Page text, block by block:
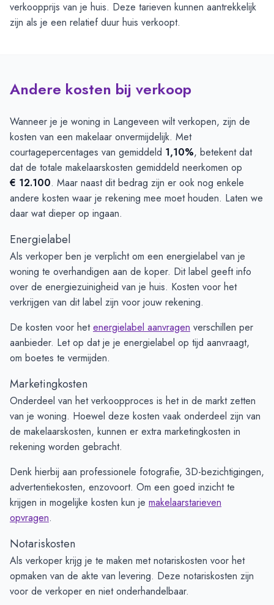
verkoopprijs van je huis. Deze tarieven kunnen aantrekkelijk
zijn als je een relatief duur huis verkoopt.
Andere kosten bij verkoop
Wanneer je je woning in Langeveen wilt verkopen, zijn de
kosten van een makelaar onvermijdelijk. Met
courtagepercentages van gemiddeld 1,10%, betekent dat
dat de totale makelaarskosten gemiddeld neerkomen op
€ 12.100. Maar naast dit bedrag zijn er ook nog enkele
andere kosten waar je rekening mee moet houden. Laten we
daar wat dieper op ingaan.
Energielabel
Als verkoper ben je verplicht om een energielabel van je
woning te overhandigen aan de koper. Dit label geeft info
over de energiezuinigheid van je huis. Kosten voor het
verkrijgen van dit label zijn voor jouw rekening.
De kosten voor hetenergielabel aanvragen verschillen per
aanbieder. Let op dat je je energielabel op tijd aanvraagt,
om boetes te vermijden.
Marketingkosten
Onderdeel van het verkoopproces is het in de markt zetten
van je woning. Hoewel deze kosten vaak onderdeel zijn van
de makelaarskosten, kunnen er extra marketingkosten in
rekening worden gebracht.
Denk hierbij aan professionele fotografie, 3D-bezichtigingen,
advertentiekosten, enzovoort. Om een goed inzicht te
krijgen in mogelijke kosten kun je makelaarstarieven
opvragen.
Notariskosten
Als verkoper krijg je te maken met notariskosten voor het
opmaken van de akte van levering. Deze notariskosten zijn
voor de verkoper en niet onderhandelbaar.